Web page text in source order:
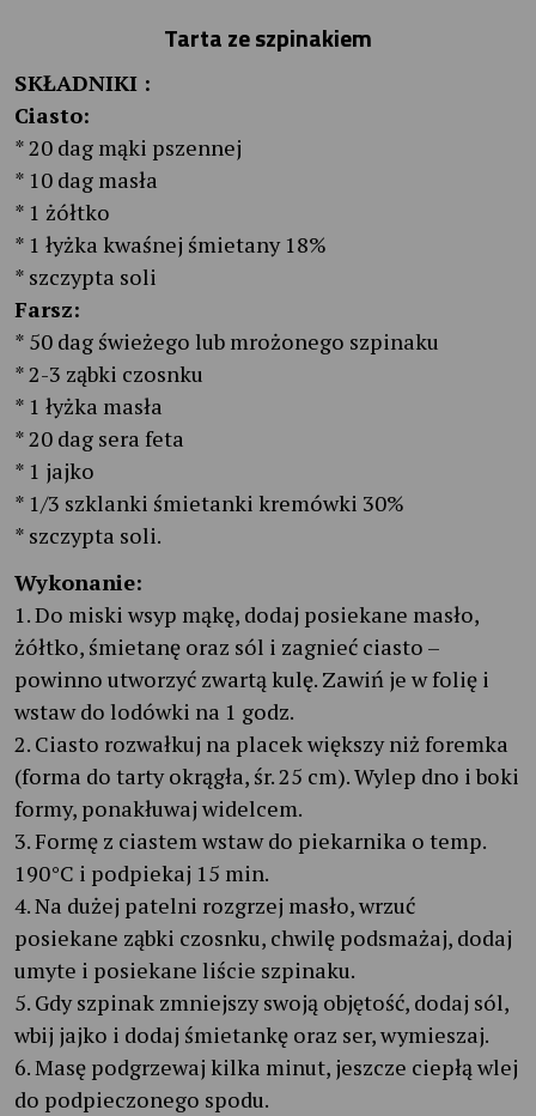
Tarta ze szpinakiem
SKŁADNIKI :
Ciasto:
* 20 dag mąki pszennej
* 10 dag masła
* 1 żółtko
* 1 łyżka kwaśnej śmietany 18%
* szczypta soli
Farsz:
* 50 dag świeżego lub mrożonego szpinaku
* 2-3 ząbki czosnku
* 1 łyżka masła
* 20 dag sera feta
* 1 jajko
* 1/3 szklanki śmietanki kremówki 30%
* szczypta soli.
Wykonanie:
1. Do miski wsyp mąkę, dodaj posiekane masło,
żółtko, śmietanę oraz sól i zagnieć ciasto –
powinno utworzyć zwartą kulę. Zawiń je w folię i
wstaw do lodówki na 1 godz.
2. Ciasto rozwałkuj na placek większy niż foremka
(forma do tarty okrągła, śr. 25 cm). Wylep dno i boki
formy, ponakłuwaj widelcem.
3. Formę z ciastem wstaw do piekarnika o temp.
190°C i podpiekaj 15 min.
4. Na dużej patelni rozgrzej masło, wrzuć
posiekane ząbki czosnku, chwilę podsmażaj, dodaj
umyte i posiekane liście szpinaku.
5. Gdy szpinak zmniejszy swoją objętość, dodaj sól,
wbij jajko i dodaj śmietankę oraz ser, wymieszaj.
6. Masę podgrzewaj kilka minut, jeszcze ciepłą wlej
do podpieczonego spodu.